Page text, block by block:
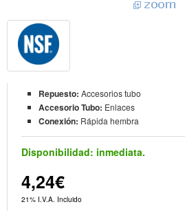
Repuesto: Accesorios tubo
Accesorio Tubo: Enlaces
Conexión: Rápida hembra
Disponibilidad: inmediata.
4,24€
21% I.V.A. Incluido